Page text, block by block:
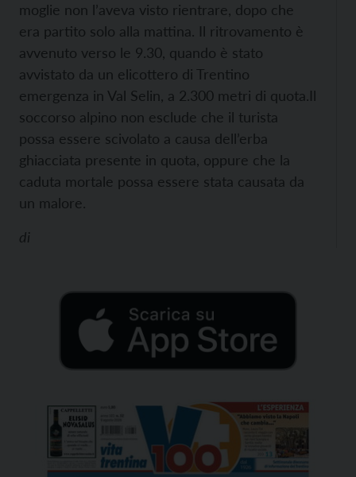
moglie non l’aveva visto rientrare, dopo che
era partito solo alla mattina. Il ritrovamento è
avvenuto verso le 9.30, quando è stato
avvistato da un elicottero di Trentino
emergenza in Val Selin, a 2.300 metri di quota.Il
soccorso alpino non esclude che il turista
possa essere scivolato a causa dell’erba
ghiacciata presente in quota, oppure che la
caduta mortale possa essere stata causata da
un malore.
di